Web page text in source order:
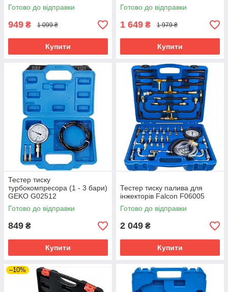
Готово до відправки
949 ₴ 1 099 ₴
Купити
Готово до відправки
1 649 ₴ 1 979 ₴
Купити
Тестер тиску
турбокомпресора (1 - 3 бари)
GEKO G02512
Готово до відправки
849 ₴
Купити
Тестер тиску палива для
інжекторів Falcon F06005
Готово до відправки
2 049 ₴
Купити
–10%